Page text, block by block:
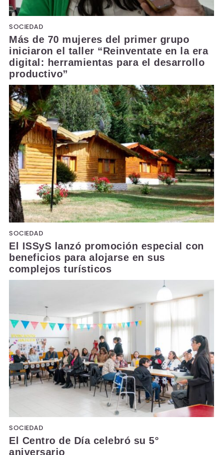
SOCIEDAD
Más de 70 mujeres del primer grupo
iniciaron el taller “Reinventate en la era
digital: herramientas para el desarrollo
productivo”
SOCIEDAD
El ISSyS lanzó promoción especial con
beneficios para alojarse en sus
complejos turísticos
SOCIEDAD
El Centro de Día celebró su 5°
aniversario